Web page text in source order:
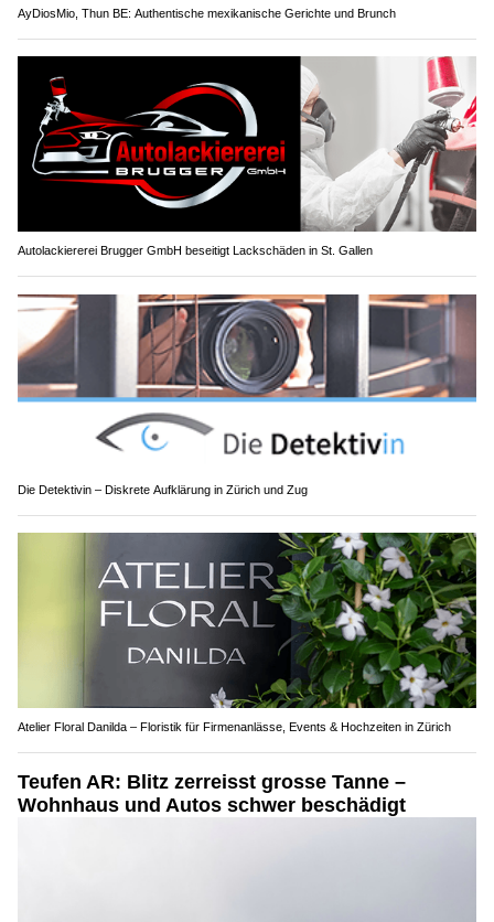
AyDiosMio, Thun BE: Authentische mexikanische Gerichte und Brunch
Autolackiererei Brugger GmbH beseitigt Lackschäden in St. Gallen
Die Detektivin – Diskrete Aufklärung in Zürich und Zug
Atelier Floral Danilda – Floristik für Firmenanlässe, Events & Hochzeiten in Zürich
Teufen AR: Blitz zerreisst grosse Tanne –
Wohnhaus und Autos schwer beschädigt